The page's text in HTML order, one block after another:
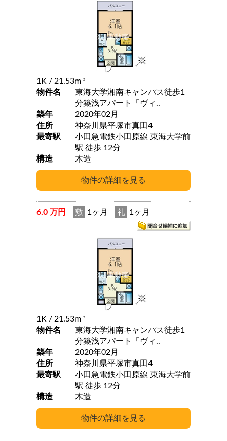
1K / 21.53m 2
物件名
東海大学湘南キャンパス徒歩1
分築浅アパート「ヴィ..
築年
2020年02月
住所
神奈川県平塚市真田4
最寄駅
小田急電鉄小田原線 東海大学前
駅 徒歩 12分
構造
木造
6.0 万円 敷 1ヶ月 礼 1ヶ月
1K / 21.53m 2
物件名
東海大学湘南キャンパス徒歩1
分築浅アパート「ヴィ..
築年
2020年02月
住所
神奈川県平塚市真田4
最寄駅
小田急電鉄小田原線 東海大学前
駅 徒歩 12分
構造
木造